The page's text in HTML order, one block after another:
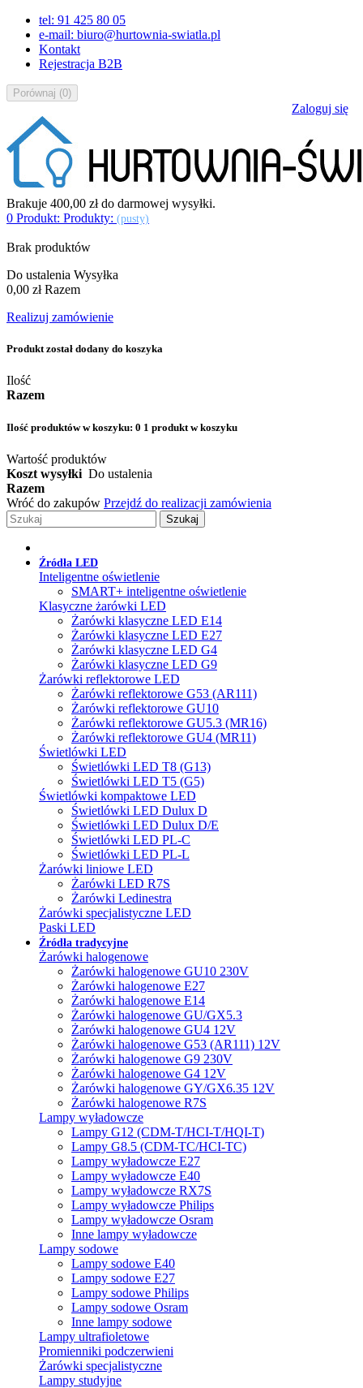
tel: 91 425 80 05
e-mail: biuro@hurtownia-swiatla.pl
Kontakt
Rejestracja B2B
Porównaj (0)
Zaloguj się
Brakuje 400,00 złdo darmowej wysyłki.
0 Produkt: Produkty: (pusty)
Brak produktów
Do ustalenia Wysyłka
0,00 zł Razem
Realizuj zamówienie
Produkt został dodany do koszyka
Ilość
Razem
Ilość produktów w koszyku: 0 1 produkt w koszyku
Wartość produktów
Koszt wysyłki Do ustalenia
Razem
Wróć do zakupów Przejdź do realizacji zamówienia
Szukaj
Źródła LED
Inteligentne oświetlenie
SMART+ inteligentne oświetlenie
Klasyczne żarówki LED
Żarówki klasyczne LED E14
Żarówki klasyczne LED E27
Żarówki klasyczne LED G4
Żarówki klasyczne LED G9
Żarówki reflektorowe LED
Żarówki reflektorowe G53 (AR111)
Żarówki reflektorowe GU10
Żarówki reflektorowe GU5.3 (MR16)
Żarówki reflektorowe GU4 (MR11)
Świetlówki LED
Świetlówki LED T8 (G13)
Świetlówki LED T5 (G5)
Świetlówki kompaktowe LED
Świetlówki LED Dulux D
Świetlówki LED Dulux D/E
Świetlówki LED PL-C
Świetlówki LED PL-L
Żarówki liniowe LED
Żarówki LED R7S
Żarówki Ledinestra
Żarówki specjalistyczne LED
Paski LED
Źródła tradycyjne
Żarówki halogenowe
Żarówki halogenowe GU10 230V
Żarówki halogenowe E27
Żarówki halogenowe E14
Żarówki halogenowe GU/GX5.3
Żarówki halogenowe GU4 12V
Żarówki halogenowe G53 (AR111) 12V
Żarówki halogenowe G9 230V
Żarówki halogenowe G4 12V
Żarówki halogenowe GY/GX6.35 12V
Żarówki halogenowe R7S
Lampy wyładowcze
Lampy G12 (CDM-T/HCI-T/HQI-T)
Lampy G8.5 (CDM-TC/HCI-TC)
Lampy wyładowcze E27
Lampy wyładowcze E40
Lampy wyładowcze RX7S
Lampy wyładowcze Philips
Lampy wyładowcze Osram
Inne lampy wyładowcze
Lampy sodowe
Lampy sodowe E40
Lampy sodowe E27
Lampy sodowe Philips
Lampy sodowe Osram
Inne lampy sodowe
Lampy ultrafioletowe
Promienniki podczerwieni
Żarówki specjalistyczne
Lampy studyjne